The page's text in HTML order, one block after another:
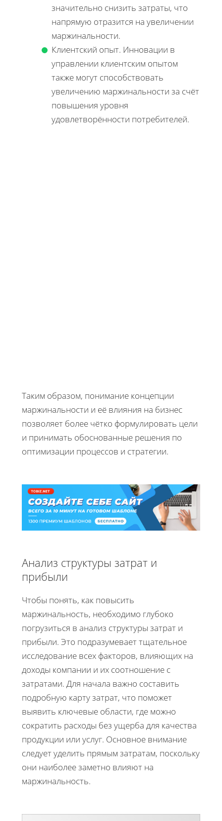
значительно снизить затраты, что
напрямую отразится на увеличении
маржинальности.
Клиентский опыт. Инновации в
управлении клиентским опытом
также могут способствовать
увеличению маржинальности за счёт
повышения уровня
удовлетворённости потребителей.
Таким образом, понимание концепции
маржинальности и её влияния на бизнес
позволяет более чётко формулировать цели
и принимать обоснованные решения по
оптимизации процессов и стратегии.
Анализ структуры затрат и
прибыли
Чтобы понять, как повысить
маржинальность, необходимо глубоко
погрузиться в анализ структуры затрат и
прибыли. Это подразумевает тщательное
исследование всех факторов, влияющих на
доходы компании и их соотношение с
затратами. Для начала важно составить
подробную карту затрат, что поможет
выявить ключевые области, где можно
сократить расходы без ущерба для качества
продукции или услуг. Основное внимание
следует уделить прямым затратам, поскольку
они наиболее заметно влияют на
маржинальность.